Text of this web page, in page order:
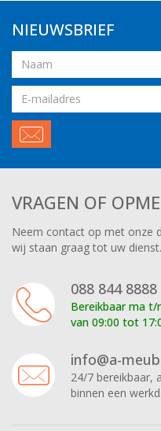
NIEUWSBRIEF
Naam
Email
VRAGEN OF
Neem contact op met onze
wij staan graag tot uw dienst.
088 844 8888
Bereikbaar ma t/
van 09:00 tot
info@a-
24/7 bereikbaar,
binnen een